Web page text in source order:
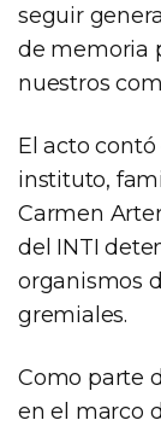
seguir
de memoria
nuestros
El acto
instituto,
Carmen
del INTI
organismos
gremiales.
Como parte
en el marco